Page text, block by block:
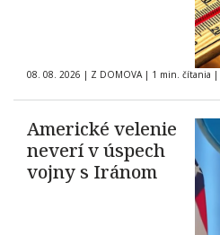
08. 08. 2026 | Z DOMOVA | 1 min. čítania |
Americké velenie
neverí v úspech
vojny s Iránom